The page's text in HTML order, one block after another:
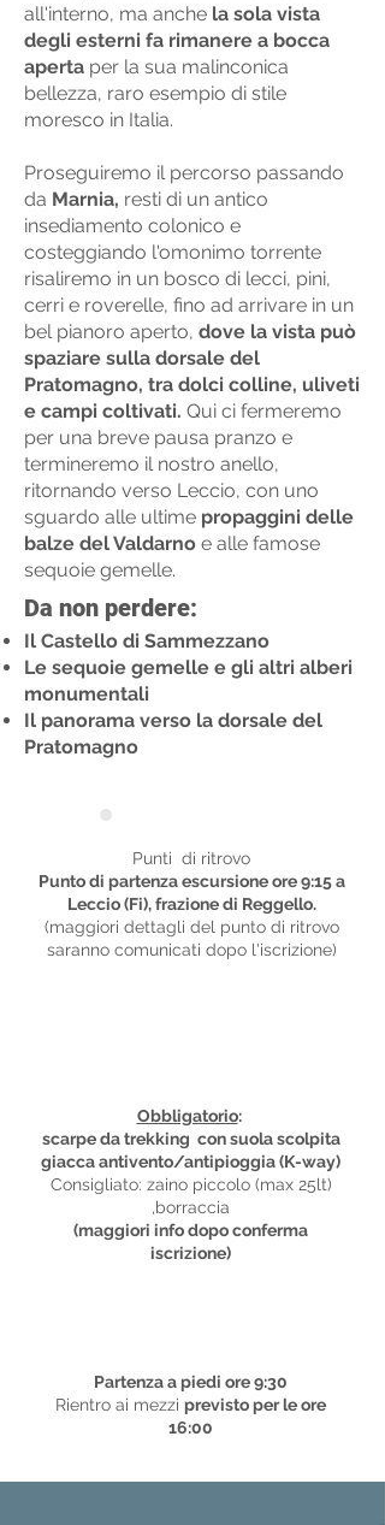
all'interno, ma anche la sola vista
degli esterni fa rimanere a bocca
aperta per la sua malinconica
bellezza, raro esempio di stile
moresco in Italia.
Proseguiremo il percorso passando
da Marnia, resti di un antico
insediamento colonico e
costeggiando l'omonimo torrente
risaliremo in un bosco di lecci, pini,
cerri e roverelle, fino ad arrivare in un
bel pianoro aperto, dove la vista può
spaziare sulla dorsale del
Pratomagno, tra dolci colline, uliveti
e campi coltivati. Qui ci fermeremo
per una breve pausa pranzo e
termineremo il nostro anello,
ritornando verso Leccio, con uno
sguardo alle ultime propaggini delle
balze del Valdarno e alle famose
sequoie gemelle.
Da non perdere:
Il Castello di Sammezzano
Le sequoie gemelle e gli altri alberi
monumentali
Il panorama verso la dorsale del
Pratomagno
Punti di ritrovo
Punto di partenza escursione ore 9:15 a
Leccio (Fi), frazione di Reggello.
(maggiori dettagli del punto di ritrovo
saranno comunicati dopo l'iscrizione)
Obbligatorio:
scarpe da trekking con suola scolpita
giacca antivento/antipioggia (K-way)
Consigliato: zaino piccolo (max 25lt)
,borraccia
(maggiori info dopo conferma
iscrizione)
Partenza a piedi ore 9:30
Rientro ai mezzi previsto per le ore
16:00